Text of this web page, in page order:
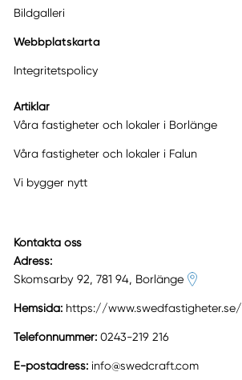
Bildgalleri
Webbplatskarta
Integritetspolicy
Artiklar
Våra fastigheter och lokaler i Borlänge
Våra fastigheter och lokaler i Falun
Vi bygger nytt
Kontakta oss
Adress:
Skomsarby 92, 781 94, Borlänge
Hemsida: https://www.swedfastigheter.se/
Telefonnummer: 0243-219 216
E-postadress: info@swedcraft.com